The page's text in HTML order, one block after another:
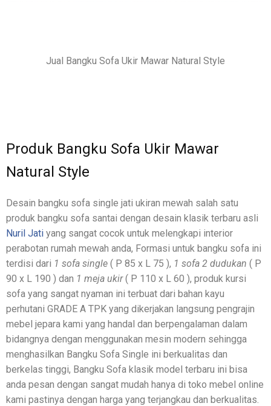
Jual Bangku Sofa Ukir Mawar Natural Style
Produk Bangku Sofa Ukir Mawar
Natural Style
Desain bangku sofa single jati ukiran mewah salah satu
produk bangku sofa santai dengan desain klasik terbaru asli
Nuril Jati yang sangat cocok untuk melengkapi interior
perabotan rumah mewah anda, Formasi untuk bangku sofa ini
terdisi dari 1 sofa single ( P 85 x L 75 ), 1 sofa 2 dudukan ( P
90 x L 190 ) dan 1 meja ukir( P 110 x L 60 ), produk kursi
sofa yang sangat nyaman ini terbuat dari bahan kayu
perhutani GRADE A TPK yang dikerjakan langsung pengrajin
mebel jepara kami yang handal dan berpengalaman dalam
bidangnya dengan menggunakan mesin modern sehingga
menghasilkan Bangku Sofa Single ini berkualitas dan
berkelas tinggi, Bangku Sofa klasik model terbaru ini bisa
anda pesan dengan sangat mudah hanya di toko mebel online
kami pastinya dengan harga yang terjangkau dan berkualitas.